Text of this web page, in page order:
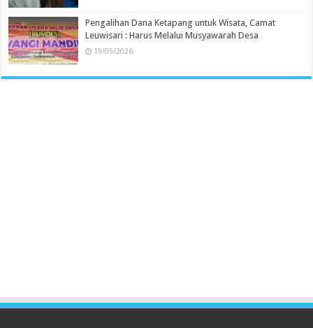
Pengalihan Dana Ketapang untuk Wisata, Camat
Leuwisari : Harus Melalui Musyawarah Desa
19/05/2026